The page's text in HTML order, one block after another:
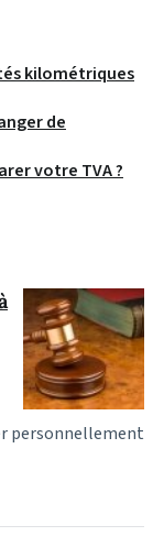
kilométriques
de
votre TVA ?
personnellement